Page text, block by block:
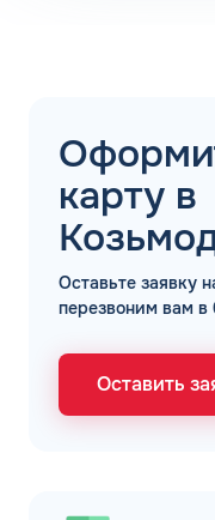
карту в
Оставьте заявку
перезвоним вам
Оставить